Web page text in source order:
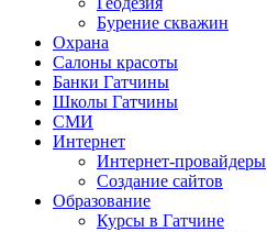
Бурение скважин
Охрана
Салоны красоты
Банки Гатчины
Школы Гатчины
СМИ
Интернет
Интернет-провайдеры
Создание сайтов
Образование
Курсы в Гатчине